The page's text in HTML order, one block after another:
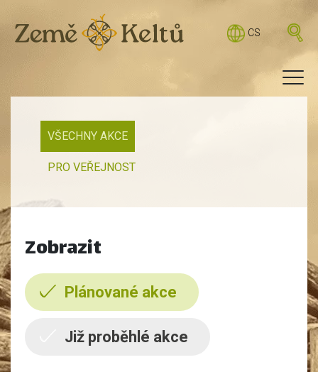
CS
VŠECHNY AKCE
PRO VEŘEJNOST
Zobrazit
Plánované akce
Již proběhlé akce